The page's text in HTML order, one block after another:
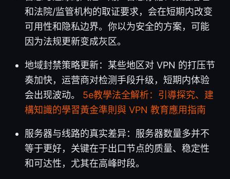
和法院/监管机构的取证要求，会在短期内改变
可用性和隐私边界。你以为安全的方案，可能
因为法规更新变成灰区。
地域封禁策略更新：某些地区对 VPN 的打压节
奏加快，运营商对检测手段升级，短期内体验
会出现波动。 5e教學法全解析：引導探究、建
構知識的學習黃金準則與 VPN 教育應用指南
服务器与线路的真实差异：服务器数量多并不
等于更好，关键在于出口节点的质量、稳定性
和可达性，尤其在高峰时段。